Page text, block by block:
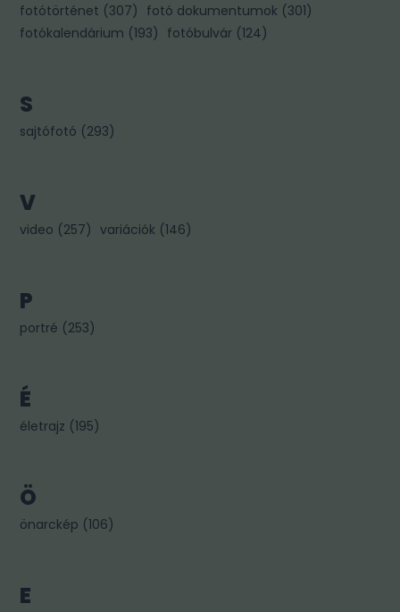
fotótörténet (307) fotó dokumentumok (301)
fotókalendárium (193) fotóbulvár (124)
S
sajtófotó (293)
V
video (257) variációk (146)
P
portré (253)
É
életrajz (195)
Ö
önarckép (106)
E